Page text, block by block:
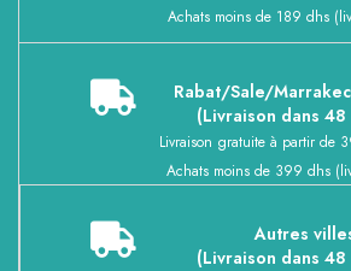
Achats moins de 189 dhs
Rabat/Sale/
(Livraison dans
Livraison gratuite à partir de
Achats moins de 399 dhs
Autres
(Livraison dans